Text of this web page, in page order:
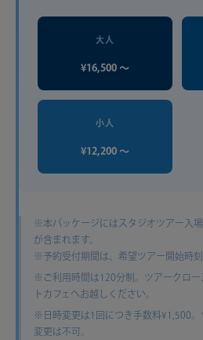
大人
¥16,500 〜
小人
¥12,200 〜
※本パッケージにはスタジオツアー入
が含まれます。
※予約受付期間は、希望ツアー開始時刻
※ご利用時間は120分制。ツアークロ
トカフェへお越しください。
※日時変更は1回につき手数料¥1,500
変更は不可。